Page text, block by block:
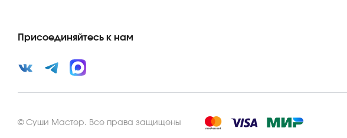
Присоединяйтесь к нам
© Суши Мастер. Все права защищены